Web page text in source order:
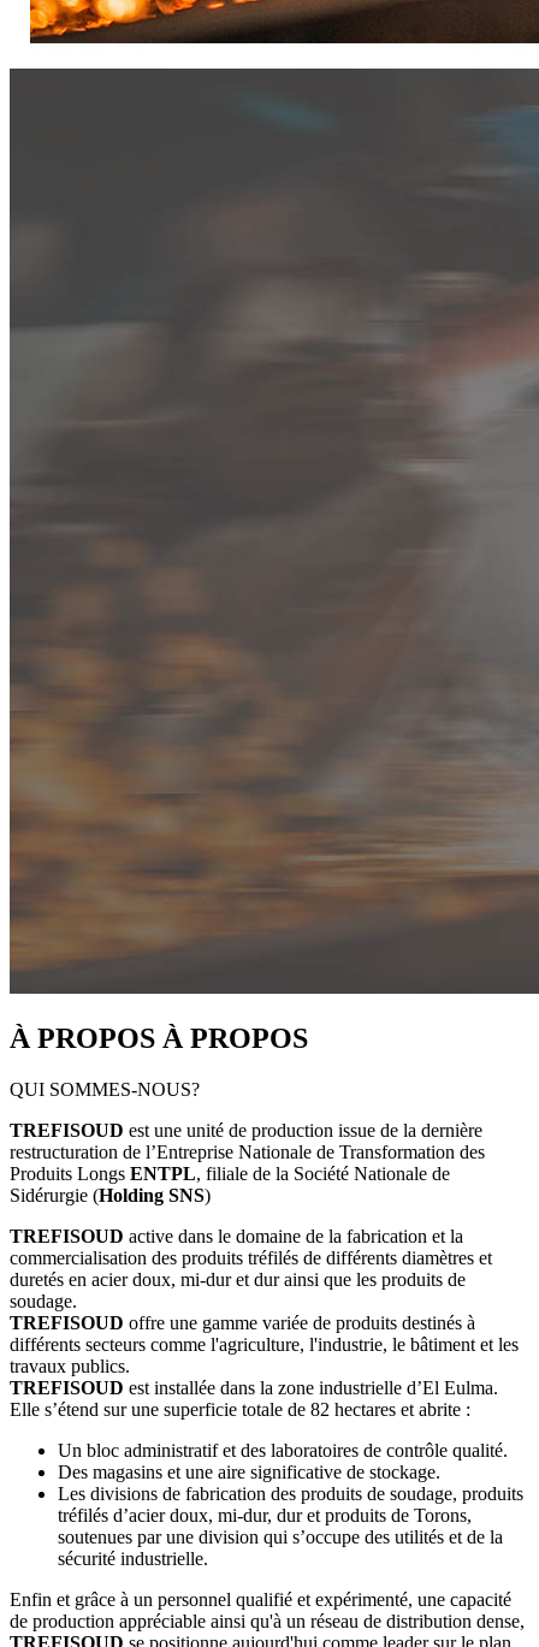
À PROPOS À PROPOS
QUI SOMMES-NOUS?
TREFISOUD est une unité de production issue de la dernière
restructuration de l’Entreprise Nationale de Transformation des
Produits Longs ENTPL, filiale de la Société Nationale de
Sidérurgie (Holding SNS)
TREFISOUD active dans le domaine de la fabrication et la
commercialisation des produits tréfilés de différents diamètres et
duretés en acier doux, mi-dur et dur ainsi que les produits de
soudage.
TREFISOUD offre une gamme variée de produits destinés à
différents secteurs comme l'agriculture, l'industrie, le bâtiment et les
travaux publics.
TREFISOUD est installée dans la zone industrielle d’El Eulma.
Elle s’étend sur une superficie totale de 82 hectares et abrite :
Un bloc administratif et des laboratoires de contrôle qualité.
Des magasins et une aire significative de stockage.
Les divisions de fabrication des produits de soudage, produits
tréfilés d’acier doux, mi-dur, dur et produits de Torons,
soutenues par une division qui s’occupe des utilités et de la
sécurité industrielle.
Enfin et grâce à un personnel qualifié et expérimenté, une capacité
de production appréciable ainsi qu'à un réseau de distribution dense,
TREFISOUD se positionne aujourd'hui comme leader sur le plan